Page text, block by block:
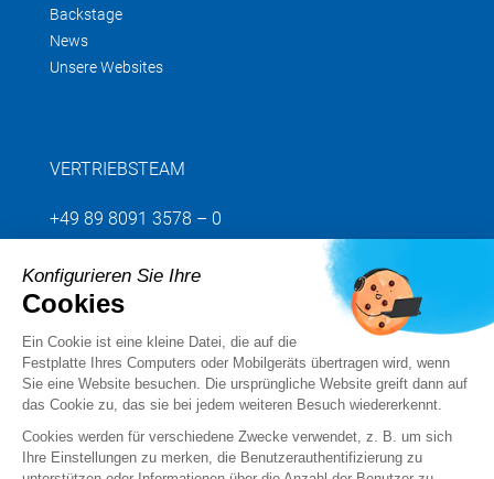
Backstage
News
Unsere Websites
VERTRIEBSTEAM
+49 89 8091 3578 – 0
Senden Sie uns Ihre Anfrage
Folgen Sie uns
Konfigurieren Sie Ihre
Cookies
Ein Cookie ist eine kleine Datei, die auf die
Festplatte Ihres Computers oder Mobilgeräts übertragen wird, wenn
Sie eine Website besuchen. Die ursprüngliche Website greift dann auf
das Cookie zu, das sie bei jedem weiteren Besuch wiedererkennt.
Cookies werden für verschiedene Zwecke verwendet, z. B. um sich
Ihre Einstellungen zu merken, die Benutzerauthentifizierung zu